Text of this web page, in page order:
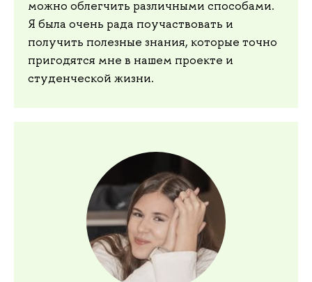
можно облегчить различными способами.
Я была очень рада поучаствовать и
получить полезные знания, которые точно
пригодятся мне в нашем проекте и
студенческой жизни.